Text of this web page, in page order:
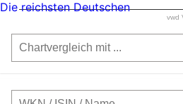
vwd
Die reichsten Deutschen